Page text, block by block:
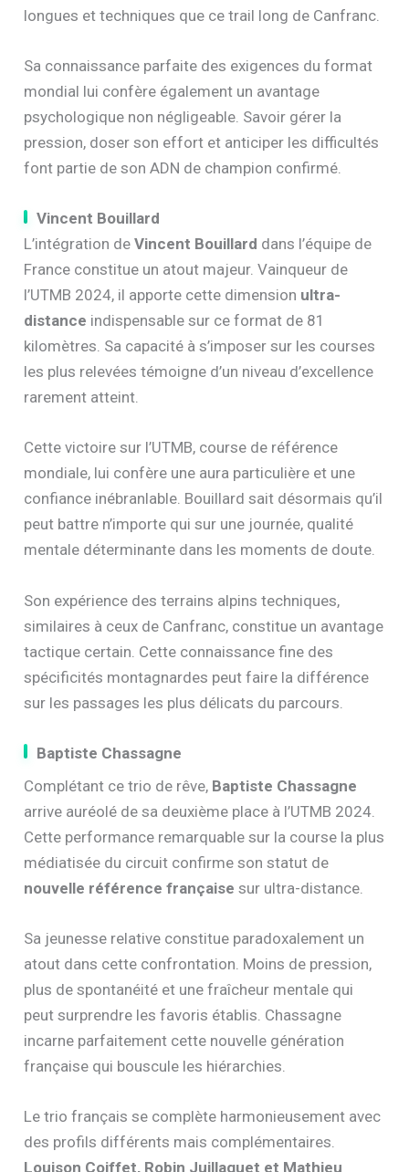
longues et techniques que ce trail long de Canfranc.
Sa connaissance parfaite des exigences du format
mondial lui confère également un avantage
psychologique non négligeable. Savoir gérer la
pression, doser son effort et anticiper les difficultés
font partie de son ADN de champion confirmé.
Vincent Bouillard
L’intégration deVincent Bouillard dans l’équipe de
France constitue un atout majeur. Vainqueur de
l’UTMB 2024, il apporte cette dimension ultra-
distance indispensable sur ce format de 81
kilomètres. Sa capacité à s’imposer sur les courses
les plus relevées témoigne d’un niveau d’excellence
rarement atteint.
Cette victoire sur l’UTMB, course de référence
mondiale, lui confère une aura particulière et une
confiance inébranlable. Bouillard sait désormais qu’il
peut battre n’importe qui sur une journée, qualité
mentale déterminante dans les moments de doute.
Son expérience des terrains alpins techniques,
similaires à ceux de Canfranc, constitue un avantage
tactique certain. Cette connaissance fine des
spécificités montagnardes peut faire la différence
sur les passages les plus délicats du parcours.
Baptiste Chassagne
Complétant ce trio de rêve, Baptiste Chassagne
arrive auréolé de sa deuxième place à l’UTMB 2024.
Cette performance remarquable sur la course la plus
médiatisée du circuit confirme son statut de
nouvelle référence française sur ultra-distance.
Sa jeunesse relative constitue paradoxalement un
atout dans cette confrontation. Moins de pression,
plus de spontanéité et une fraîcheur mentale qui
peut surprendre les favoris établis. Chassagne
incarne parfaitement cette nouvelle génération
française qui bouscule les hiérarchies.
Le trio français se complète harmonieusement avec
des profils différents mais complémentaires.
Louison Coiffet, Robin Juillaguet et Mathieu